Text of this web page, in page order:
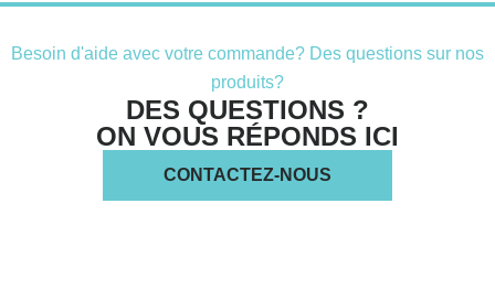
Besoin d'aide avec votre commande? Des questions sur nos
produits?
DES QUESTIONS ?
ON VOUS RÉPONDS ICI
CONTACTEZ-NOUS